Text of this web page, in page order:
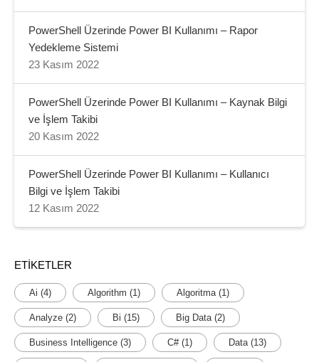
PowerShell Üzerinde Power BI Kullanımı – Rapor
Yedekleme Sistemi
23 Kasım 2022
PowerShell Üzerinde Power BI Kullanımı – Kaynak Bilgi
ve İşlem Takibi
20 Kasım 2022
PowerShell Üzerinde Power BI Kullanımı – Kullanıcı
Bilgi ve İşlem Takibi
12 Kasım 2022
ETIKETLER
Ai (4) Algorithm (1) Algoritma(1)
Analyze (2) Bi (15) Big Data(2)
Business Intelligence (3) C#(1) Data(13)